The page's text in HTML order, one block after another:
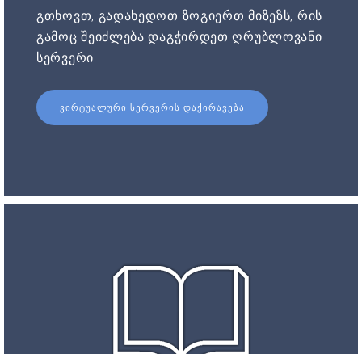
გთხოვთ, გადახედოთ ზოგიერთ მიზეზს, რის
გამოც შეიძლება დაგჭირდეთ ღრუბლოვანი
სერვერი.
ᲕᲘᲠᲢᲣᲐᲚᲣᲠᲘ ᲡᲔᲠᲕᲔᲠᲘᲡ ᲓᲐᲥᲘᲠᲐᲕᲔᲑᲐ